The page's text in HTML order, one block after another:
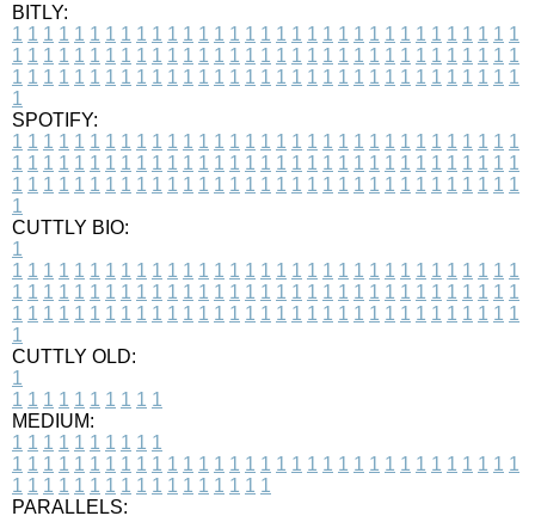
BITLY:
1 1 1 1 1 1 1 1 1 1 1 1 1 1 1 1 1 1 1 1 1 1 1 1 1 1 1 1 1 1 1 1 1
1 1 1 1 1 1 1 1 1 1 1 1 1 1 1 1 1 1 1 1 1 1 1 1 1 1 1 1 1 1 1 1 1
1 1 1 1 1 1 1 1 1 1 1 1 1 1 1 1 1 1 1 1 1 1 1 1 1 1 1 1 1 1 1 1 1
1
SPOTIFY:
1 1 1 1 1 1 1 1 1 1 1 1 1 1 1 1 1 1 1 1 1 1 1 1 1 1 1 1 1 1 1 1 1
1 1 1 1 1 1 1 1 1 1 1 1 1 1 1 1 1 1 1 1 1 1 1 1 1 1 1 1 1 1 1 1 1
1 1 1 1 1 1 1 1 1 1 1 1 1 1 1 1 1 1 1 1 1 1 1 1 1 1 1 1 1 1 1 1 1
1
CUTTLY BIO:
1
1 1 1 1 1 1 1 1 1 1 1 1 1 1 1 1 1 1 1 1 1 1 1 1 1 1 1 1 1 1 1 1 1
1 1 1 1 1 1 1 1 1 1 1 1 1 1 1 1 1 1 1 1 1 1 1 1 1 1 1 1 1 1 1 1 1
1 1 1 1 1 1 1 1 1 1 1 1 1 1 1 1 1 1 1 1 1 1 1 1 1 1 1 1 1 1 1 1 1
1
CUTTLY OLD:
1
1 1 1 1 1 1 1 1 1 1
MEDIUM:
1 1 1 1 1 1 1 1 1 1
1 1 1 1 1 1 1 1 1 1 1 1 1 1 1 1 1 1 1 1 1 1 1 1 1 1 1 1 1 1 1 1 1
1 1 1 1 1 1 1 1 1 1 1 1 1 1 1 1 1
PARALLELS: